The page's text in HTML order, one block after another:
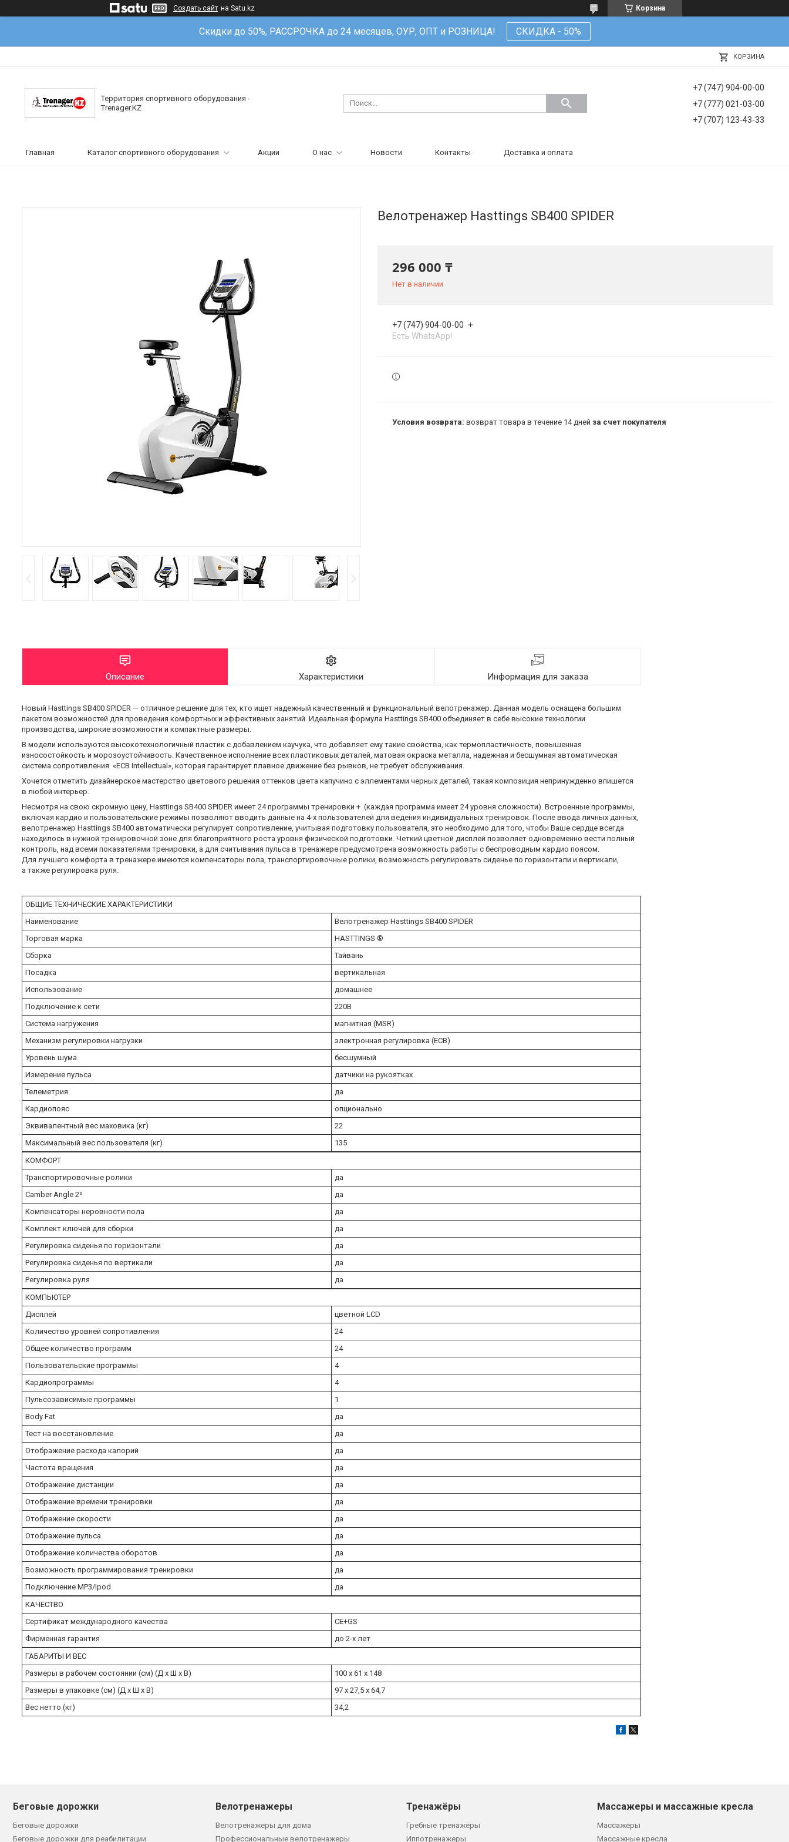
Создать сайт на Satu.kz Корзина
Скидки до 50%, РАССРОЧКА до 24 месяцев, ОУР, ОПТ и РОЗНИЦА! СКИДКА - 50%
КОРЗИНА
Территория спортивного оборудования -
Trenager.KZ
+7 (747) 904-00-00
+7 (777) 021-03-00
+7 (707) 123-43-33
Главная Каталог спортивного оборудования Акции О нас Новости Контакты Доставка и оплата
Велотренажер Hasttings SB400 SPIDER
296 000 ₸
Нет в наличии
+7 (747) 904-00-00
Есть WhatsApp!
возврат товара в течение 14 дней за счет покупателя
Описание Характеристики Информация для заказа
Новый Hasttings SB400 SPIDER — отличное решение для тех, кто ищет надежный качественный и функциональный велотренажер. Данная модель оснащена большим
пакетом возможностей для проведения комфортных и эффективных занятий. Идеальная формула Hasttings SB400 объединяет в себе высокие технологии
производства, широкие возможности и компактные размеры.
В модели используются высокотехнологичный пластик с добавлением каучука, что добавляет ему такие свойства, как термопластичность, повышенная
износостойкость и морозоустойчивость. Качественное исполнение всех пластиковых деталей, матовая окраска металла, надежная и бесшумная автоматическая
система сопротивления «ECB Intellectual», которая гарантирует плавное движение без рывков, не требует обслуживания.
Хочется отметить дизайнерское мастерство цветового решения оттенков цвета капучино с эллементами черных деталей, такая композиция непринужденно впишется
в любой интерьер.
Несмотря на свою скромную цену, Hasttings SB400 SPIDER имеет 24 программы тренировки + (каждая программа имеет 24 уровня сложности). Встроенные программы,
включая кардио и пользовательские режимы позволяют вводить данные на 4-х пользователей для ведения индивидуальных тренировок. После ввода личных данных,
велотренажер Hasttings SB400 автоматически регулирует сопротивление, учитывая подготовку пользователя, это необходимо для того, чтобы Ваше сердце всегда
находилось в нужной тренировочной зоне для благоприятного роста уровня физической подготовки. Четкий цветной дисплей позволяет одновременно вести полный
контроль, над всеми показателями тренировки, а для считывания пульса в тренажере предусмотрена возможность работы с беспроводным кардио поясом.
Для лучшего комфорта в тренажере имеются компенсаторы пола, транспортировочные ролики, возможность регулировать сиденье по горизонтали и вертикали,
а также регулировка руля.
ОБЩИЕ ТЕХНИЧЕСКИЕ ХАРАКТЕРИСТИКИ
Наименование
Велотренажер Hasttings SB400 SPIDER
Торговая марка
HASTTINGS ®
Сборка
Тайвань
Посадка
вертикальная
Использование
домашнее
Подключение к сети
220В
Система нагружения
магнитная (MSR)
Механизм регулировки нагрузки
электронная регулировка (ECB)
Уровень шума
бесшумный
Измерение пульса
датчики на рукоятках
Телеметрия
да
Кардиопояс
опционально
Эквивалентный вес маховика (кг)
22
Максимальный вес пользователя (кг)
135
КОМФОРТ
Транспортировочные ролики
да
Camber Angle 2⁰
да
Компенсаторы неровности пола
да
Комплект ключей для сборки
да
Регулировка сиденья по горизонтали
да
Регулировка сиденья по вертикали
да
Регулировка руля
да
КОМПЬЮТЕР
Дисплей
цветной LCD
Количество уровней сопротивления
24
Общее количество программ
24
Пользовательские программы
4
Кардиопрограммы
4
Пульсозависимые программы
1
Body Fat
да
Тест на восстановление
да
Отображение расхода калорий
да
Частота вращения
да
Отображение дистанции
да
Отображение времени тренировки
да
Отображение скорости
да
Отображение пульса
да
Отображение количества оборотов
да
Возможность программирования тренировки
да
Подключение MP3/Ipod
да
КАЧЕСТВО
Сертификат международного качества
CE+GS
Фирменная гарантия
до 2-х лет
ГАБАРИТЫ И ВЕС
Размеры в рабочем состоянии (см) (Д х Ш х В)
100 х 61 х 148
Размеры в упаковке (см) (Д х Ш х В)
97 х 27,5 х 64,7
Вес нетто (кг)
34,2
Беговые дорожки
Беговые дорожки
Беговые дорожки для реабилитации
Велотренажеры
Велотренажеры для дома
Профессиональные велотренажеры
Тренажёры
Гребные тренажёры
Иппотренажеры
Массажеры и массажные кресла
Массажеры
Массажные кресла